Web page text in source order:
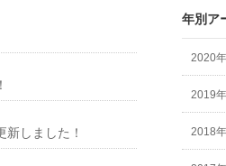
しました！
年別ア
2020年
2019年
2018年